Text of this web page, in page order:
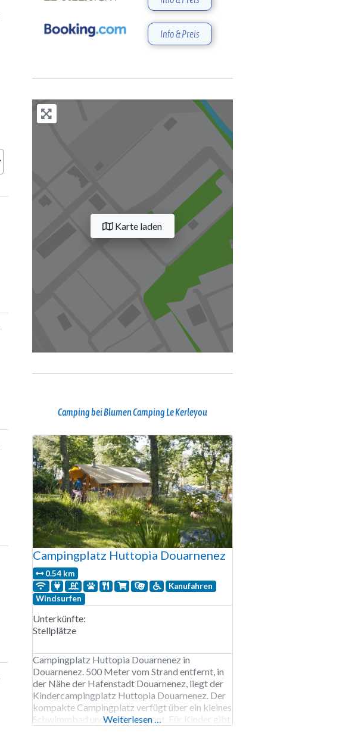
Info & Preis
Karte laden
Camping bei Blumen Camping Le Kerleyou
Campingplatz Huttopia Douarnenez
0.54 km
Kanufahren
Windsurfen
Unterkünfte:
Stellplätze
Campingplatz Huttopia Douarnenez in
Douarnenez. 500 Meter vom Strand entfernt, in
der Nähe der Hafenstadt Douarnenez, liegt der
Kindercampingplatz Huttopia Douarnenez. Der
kompakte Campingplatz verfügt über ein kleines
Schwimmbad und ein Restaurant. Für Kinder gibt
Weiterlesen …